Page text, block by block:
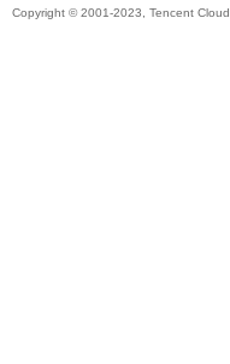
Bo
Copyright © 2001-2023, Tencent Cloud.